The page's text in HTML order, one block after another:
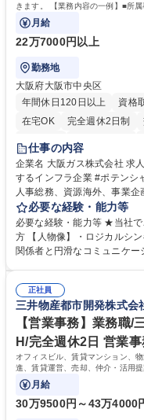
きます。 【業務内容の一例】■所
門の企画スタッフ、ルート営業
月給
22万7000円以上
勤務地
大阪府大阪市中央区
年間休日120日以上
資格
在宅OK
完全週休2日制
服装自由
第二新卒歓迎
仕事の内容
企業名 大阪ガス株式会社 求人名 【第二新卒】事務系総合職 #関西を代表
するインフラ企業 #ポテンシャル採用 仕事の内容 事務系
人事総務、資源海外、事業
す。 【業務内容の一例】■所
務 ■営業部門の企画スタッフ、ルート営業 【キャ
ポジションで一定期間ご活躍
鑑みてジョブローテーション
表するインフラ企業 #ポテン
必要な経験・能力等
必要な経験・能力等 ★当社
方 【人物像】・ロジカルシ
関係者と円滑なコミュニケーションを図れる
72.html ■エネルギーセキュ
甚大化など、これまで以上に
「未来の日常」の創造に向
す。 学歴・資格 学歴：大
正社員
三井物産都市開発株式会
【営業事務】業務職/
H/完全週休2日 営業事
オフィスビル、賃貸マンション、
進、賃貸運営、売却、仲介・活用
ます。
月給
30万9500円～43万4000